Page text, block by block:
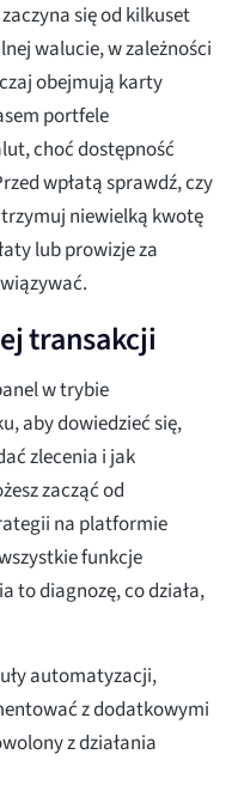
się od kilkuset
walucie, w zależności
obejmują karty
portfele
choć dostępność
wpłatą sprawdź, czy
niewielką kwotę
lub prowizje za
transakcji
w trybie
aby dowiedzieć się,
zlecenia i jak
zacząć od
na platformie
funkcje
to diagnozę, co działa,
automatyzacji,
z dodatkowymi
z działania